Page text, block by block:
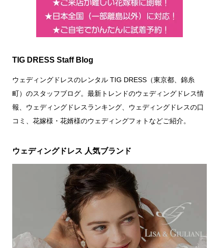
TIG DRESS Staff Blog
ウェディングドレスのレンタル TIG DRESS（東京都、錦糸
町）のスタッフブログ。最新トレンドのウェディングドレス情
報、ウェディングドレスランキング、ウェディングドレスの口
コミ、花嫁様・花婿様のウェディングフォトなどご紹介。
ウェディングドレス 人気ブランド